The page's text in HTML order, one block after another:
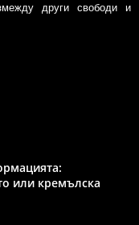
други свободи и
или кремълска